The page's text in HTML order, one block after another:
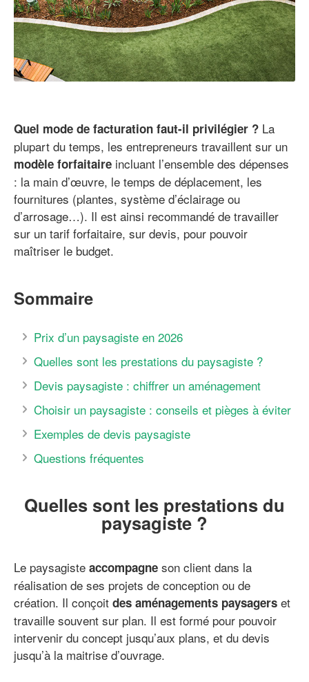
Quel mode de facturation faut-il privilégier ? La
plupart du temps, les entrepreneurs travaillent sur un
modèle forfaitaire incluant l’ensemble des dépenses
: la main d’œuvre, le temps de déplacement, les
fournitures (plantes, système d’éclairage ou
d’arrosage…). Il est ainsi recommandé de travailler
sur un tarif forfaitaire, sur devis, pour pouvoir
maîtriser le budget.
Sommaire
Prix d’un paysagiste en 2026
Quelles sont les prestations du paysagiste ?
Devis paysagiste : chiffrer un aménagement
Choisir un paysagiste : conseils et pièges à éviter
Exemples de devis paysagiste
Questions fréquentes
Quelles sont les prestations du
paysagiste ?
Le paysagiste accompagne son client dans la
réalisation de ses projets de conception ou de
création. Il conçoit des aménagements paysagers et
travaille souvent sur plan. Il est formé pour pouvoir
intervenir du concept jusqu’aux plans, et du devis
jusqu’à la maitrise d’ouvrage.